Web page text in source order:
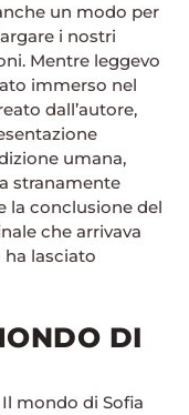
un modo per
i nostri
Mentre leggevo
immerso nel
dall’autore,
umana,
stranamente
la conclusione del
che arrivava
lasciato
DI
mondo di Sofia